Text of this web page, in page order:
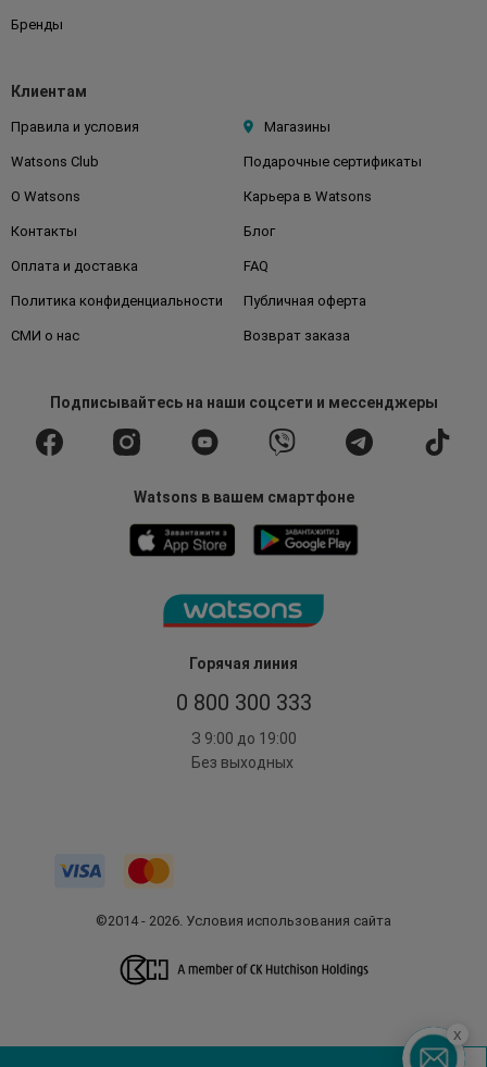
Горячая линия
0 800 300 333
З 9:00 до 19:00
Без выходных
Бренды
Клиентам
Правила и условия Магазины
Watsons Club Подарочные сертификаты
О Watsons Карьера в Watsons
Контакты Блог
Оплата и доставка FAQ
Политика конфиденциальности Публичная оферта
СМИ о нас Возврат заказа
Подписывайтесьна наши соцсети и мессенджеры
Watsons в вашем смартфоне
©2014 - 2026. Условия использования сайта
x